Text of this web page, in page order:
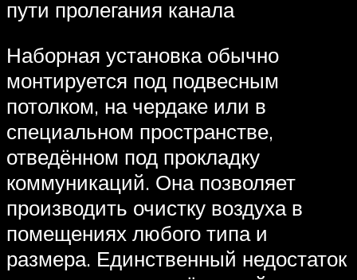
пути пролегания канала
Наборная установка обычно
монтируется под подвесным
потолком, на чердаке или в
специальном пространстве,
отведённом под прокладку
коммуникаций. Она позволяет
производить очистку воздуха в
помещениях любого типа и
размера. Единственный недостаток